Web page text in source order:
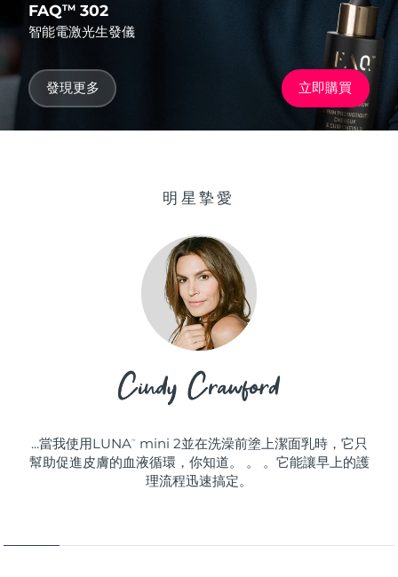
FAQTM 302
智能電激光生發儀
發現更多 立即購買
明星摯愛
...當我使用LUNA ™
mini 2並在洗澡前塗上潔面乳時，它只
幫助促進皮膚的血液循環，你知道。 。 。它能讓早上的護
理流程迅速搞定。